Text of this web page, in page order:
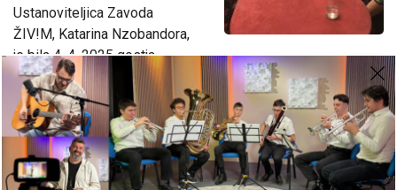
Ustanoviteljica Zavoda
ŽIV!M, Katarina Nzobandora,
je bila 4. 4. 2025 gostja
oddaje Svetovalnica na Radiu Ognjišče. Govorili so o
ranjenosti po izkušnji splava. Mnogokrat se v javnosti
zmanjšuje pomen tega dejanja, pozabi na to, da ne umre le
detece, ampak z njim tudi del materinega srca, naj si to
prizna ali ne. Z voditeljico Tanjo Dominko […]